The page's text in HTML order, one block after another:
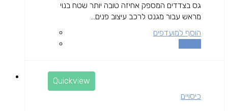
גס בצדדים המספק אחיזה טובה יותר שטח בנוי
מראש עבור מגנט לרכב עיצוב פנים...
הוסף למועדפים
Quickview
כיסויים